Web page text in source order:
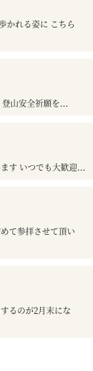
かれる姿に こちら
山安全祈願を...
す いつでも大歓迎...
て参拝させて頂い
るのが2月末にな